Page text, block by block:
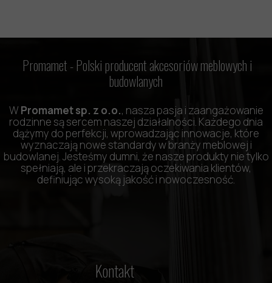
Kontakt
W Promamet sp. z o.o., nasza pasja i zaangażowanie
rodzinne są sercem naszej działalności. Każdego dnia
dążymy do perfekcji, wprowadzając innowacje, które
wyznaczają nowe standardy w branży meblowej i
budowlanej. Jesteśmy dumni, że nasze produkty nie tylko
spełniają, ale i przekraczają oczekiwania klientów,
definiując wysoką jakość i nowoczesność.
Promamet -Polski producent akcesoriów meblowych i
budowlanych